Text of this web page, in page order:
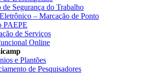
de Segurança do Trabalho
– Marcação de Ponto
PAEPE
de Serviços
Online
e Plantões
de Pesquisadores